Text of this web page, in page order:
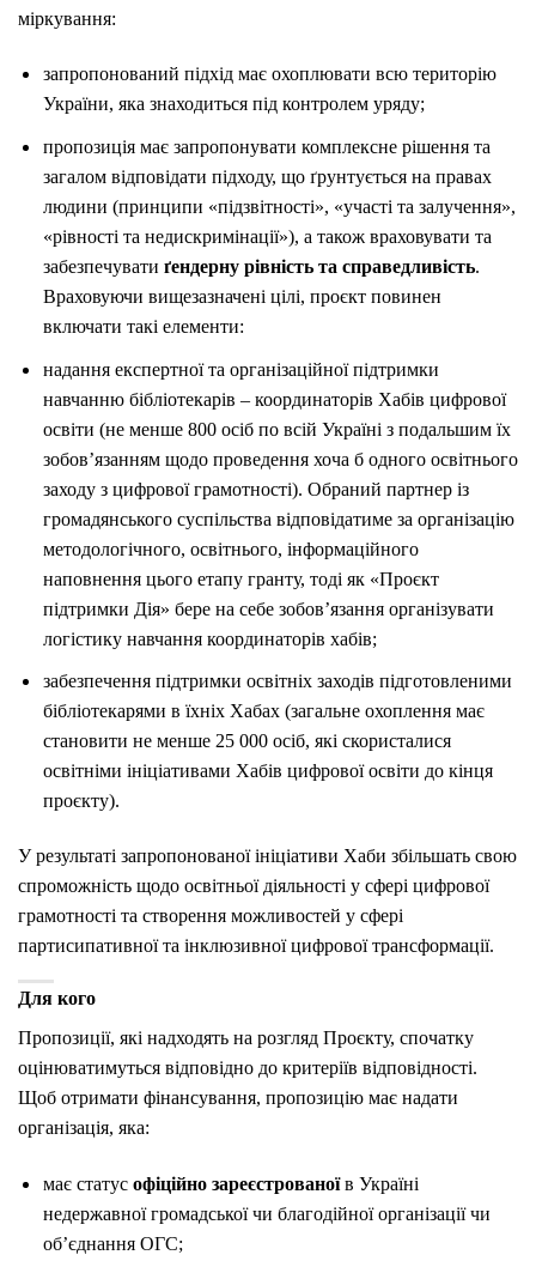
міркування:
запропонований підхід має охоплювати всю територію
України, яка знаходиться під контролем уряду;
пропозиція має запропонувати комплексне рішення та
загалом відповідати підходу, що ґрунтується на правах
людини (принципи «підзвітності», «участі та залучення»,
«рівності та недискримінації»), а також враховувати та
забезпечувати ґендерну рівність та справедливість.
Враховуючи вищезазначені цілі, проєкт повинен
включати такі елементи:
надання експертної та організаційної підтримки
навчанню бібліотекарів – координаторів Хабів цифрової
освіти (не менше 800 осіб по всій Україні з подальшим їх
зобов’язанням щодо проведення хоча б одного освітнього
заходу з цифрової грамотності). Обраний партнер із
громадянського суспільства відповідатиме за організацію
методологічного, освітнього, інформаційного
наповнення цього етапу гранту, тоді як «Проєкт
підтримки Дія» бере на себе зобов’язання організувати
логістику навчання координаторів хабів;
забезпечення підтримки освітніх заходів підготовленими
бібліотекарями в їхніх Хабах (загальне охоплення має
становити не менше 25 000 осіб, які скористалися
освітніми ініціативами Хабів цифрової освіти до кінця
проєкту).
У результаті запропонованої ініціативи Хаби збільшать свою
спроможність щодо освітньої діяльності у сфері цифрової
грамотності та створення можливостей у сфері
партисипативної та інклюзивної цифрової трансформації.
Для кого
Пропозиції, які надходять на розгляд Проєкту, спочатку
оцінюватимуться відповідно до критеріїв відповідності.
Щоб отримати фінансування, пропозицію має надати
організація, яка:
має статус офіційно зареєстрованоїв Україні
недержавної громадської чи благодійної організації чи
об’єднання ОГС;